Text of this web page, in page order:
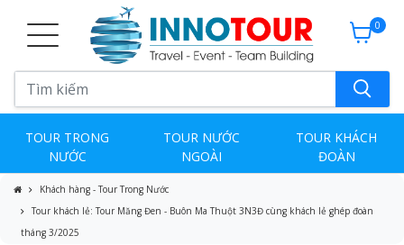
0
TOUR TRONG
NƯỚC
TOUR NƯỚC
NGOÀI
TOUR KHÁCH
ĐOÀN
Khách hàng - Tour Trong Nước
Tour khách lẻ: Tour Măng Đen - Buôn Ma Thuột 3N3Đ cùng khách lẻ ghép đoàn
tháng 3/2025